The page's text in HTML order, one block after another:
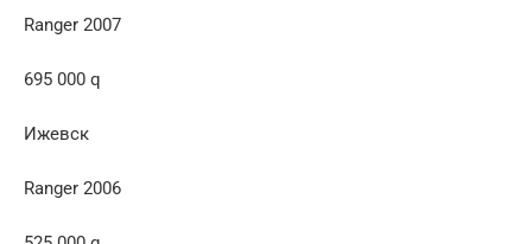
Ranger 2007
695 000 q
Ижевск
Ranger 2006